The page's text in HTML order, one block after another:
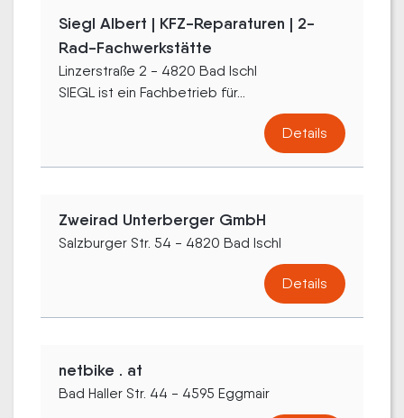
Siegl Albert | KFZ-Reparaturen | 2-
Rad-Fachwerkstätte
Linzerstraße 2 - 4820 Bad Ischl
SIEGL ist ein Fachbetrieb für...
Details
Zweirad Unterberger GmbH
Salzburger Str. 54 - 4820 Bad Ischl
Details
netbike . at
Bad Haller Str. 44 - 4595 Eggmair